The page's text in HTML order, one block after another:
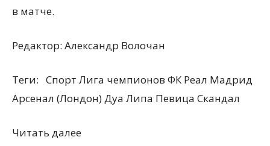
в матче.
Редактор: Александр Волочан
Теги: Спорт Лига чемпионов ФК Реал Мадрид
Арсенал (Лондон) Дуа Липа Певица Скандал
Читать далее